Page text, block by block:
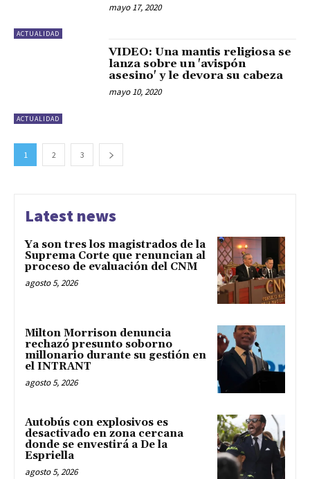
ACTUALIDAD
mayo 17, 2020
ACTUALIDAD
VIDEO: Una mantis religiosa se
lanza sobre un 'avispón
asesino' y le devora su cabeza
mayo 10, 2020
1 2 3
Latest news
Ya son tres los magistrados de la
Suprema Corte que renuncian al
proceso de evaluación del CNM
agosto 5, 2026
Milton Morrison denuncia
rechazó presunto soborno
millonario durante su gestión en
el INTRANT
agosto 5, 2026
Autobús con explosivos es
desactivado en zona cercana
donde se envestirá a De la
Espriella
agosto 5, 2026